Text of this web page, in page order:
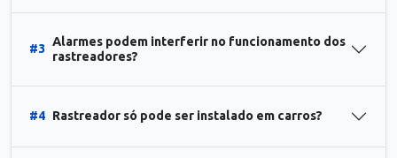
#3
Alarmes podem interferir no funcionamento dos
rastreadores?
#4 Rastreador só pode ser instalado em carros?